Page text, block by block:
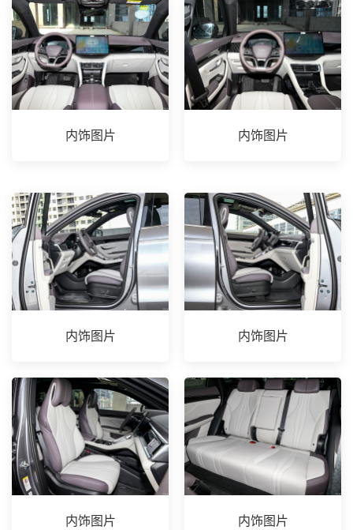
内饰图片 内饰图片
内饰图片 内饰图片
内饰图片 内饰图片